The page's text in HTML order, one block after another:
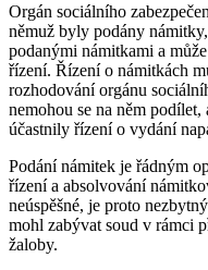
Orgán sociálního
němuž byly podány
podanými námitkami a
řízení. Řízení o námitkách
rozhodování orgánu
nemohou se na něm
účastnily řízení o vydání
Podání námitek je řádným
řízení a absolvování
neúspěšné, je proto
mohl zabývat soud v rámci
žaloby.